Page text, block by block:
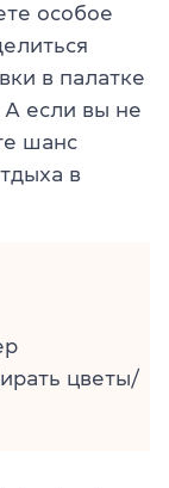
особое
в палатке
А если вы не
шанс
в
цветы/